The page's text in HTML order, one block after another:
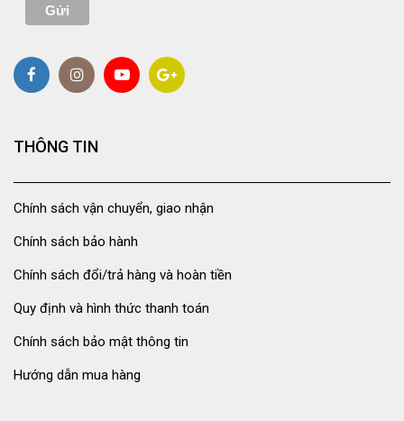
THÔNG TIN
Chính sách vận chuyển, giao nhận
Chính sách bảo hành
Chính sách đổi/trả hàng và hoàn tiền
Quy định và hình thức thanh toán
Chính sách bảo mật thông tin
Hướng dẫn mua hàng